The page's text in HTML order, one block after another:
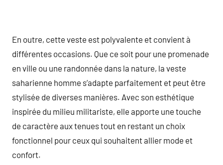
En outre, cette veste est polyvalente et convient à
différentes occasions. Que ce soit pour une promenade
en ville ou une randonnée dans la nature, la veste
saharienne homme s’adapte parfaitement et peut être
stylisée de diverses manières. Avec son esthétique
inspirée du milieu militariste, elle apporte une touche
de caractère aux tenues tout en restant un choix
fonctionnel pour ceux qui souhaitent allier mode et
confort.